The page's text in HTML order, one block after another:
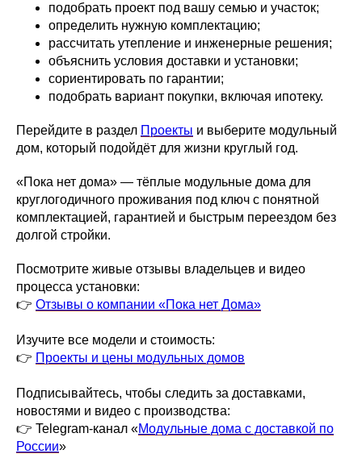
подобрать проект под вашу семью и участок;
определить нужную комплектацию;
рассчитать утепление и инженерные решения;
объяснить условия доставки и установки;
сориентировать по гарантии;
подобрать вариант покупки, включая ипотеку.
Перейдите в раздел Проекты и выберите модульный
дом, который подойдёт для жизни круглый год.
«Пока нет дома» — тёплые модульные дома для
круглогодичного проживания под ключ с понятной
комплектацией, гарантией и быстрым переездом без
долгой стройки.
Посмотрите живые отзывы владельцев и видео
процесса установки:
👉 Отзывы о компании «Пока нет Дома»
Изучите все модели и стоимость:
👉 Проекты и цены модульных домов
Подписывайтесь, чтобы следить за доставками,
новостями и видео с производства:
👉 Telegram-канал «Модульные дома с доставкой по
России»